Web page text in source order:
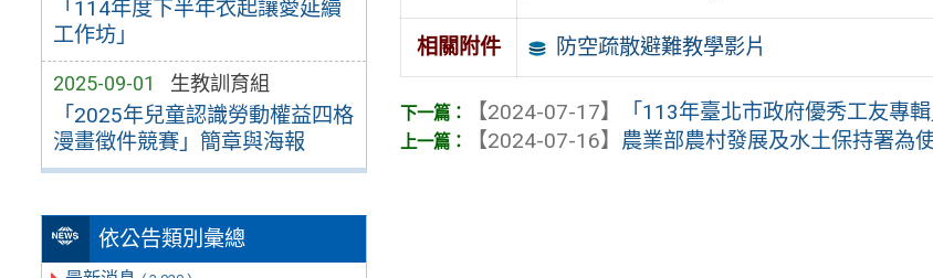
「114年度下半年衣起讓愛延續
工作坊」
2025-09-01 生教訓育組
「2025年兒童認識勞動權益四格
漫畫徵件競賽」簡章與海報
依公告類別彙總
相關附件 防空疏散避難教學影片
【2024-07-17】
「113年臺北市政府優秀工友專輯
【2024-07-16】 農業部農村發展及水土保持署為